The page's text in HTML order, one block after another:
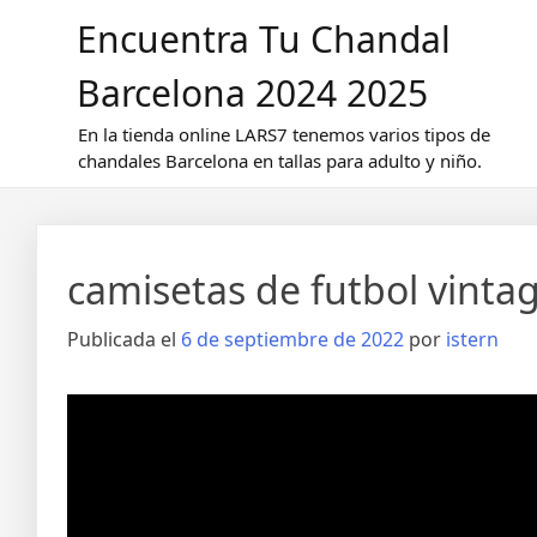
Encuentra Tu Chandal
Barcelona 2024 2025
En la tienda online LARS7 tenemos varios tipos de
chandales Barcelona en tallas para adulto y niño.
camisetas de futbol
Publicada el 6 de septiembre de 2022 por istern